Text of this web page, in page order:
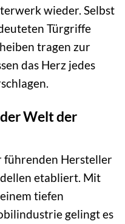
wieder. Selbst
Türgriffe
tragen zur
das Herz jedes
Welt der
führenden Hersteller
etabliert. Mit
tiefen
gelingt es